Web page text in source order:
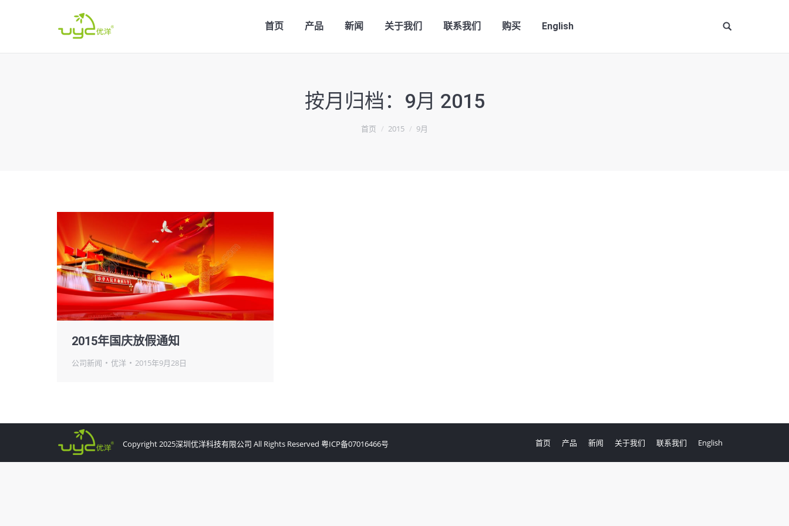
首页 产品 新闻 关于我们 联系我们 购买 English
Site
按月归档： 9月 2015
首页 2015 9月
2015年国庆放假通知
公司新闻 优洋 2015年9月28日
Copyright 2025深圳优洋科技有限公司 All Rights Reserved 粤ICP备07016466号 首页 产品 新闻 关于我们 联系我们 English